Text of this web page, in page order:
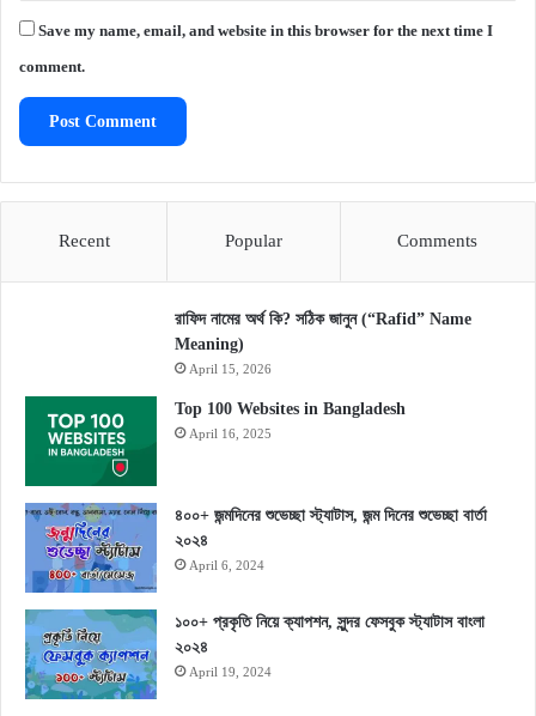
Save my name, email, and website in this browser for the next time I
comment.
Recent Popular Comments
রাফিদ নামের অর্থ কি? সঠিক জানুন (“Rafid” Name
Meaning)
April 15, 2026
Top 100 Websites in Bangladesh
April 16, 2025
৪০০+ জন্মদিনের শুভেচ্ছা স্ট্যাটাস, জন্ম দিনের শুভেচ্ছা বার্তা
২০২৪
April 6, 2024
১০০+ প্রকৃতি নিয়ে ক্যাপশন, সুন্দর ফেসবুক স্ট্যাটাস বাংলা
২০২৪
April 19, 2024